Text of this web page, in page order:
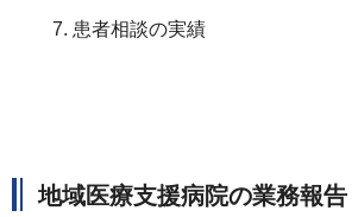
患者相談の実績
地域医療支援病院の業務報告